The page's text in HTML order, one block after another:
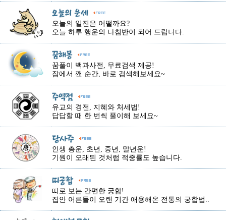
오늘의 일진은 어떨까요?
오늘 하루 행운의 나침반이 되어 드립니다.
꿈풀이 백과사전, 무료검색 제공!
잠에서 깬 순간, 바로 검색해보세요~
유교의 경전, 지혜와 처세법!
답답할 때 한 번씩 풀이해 보세요~
인생 총운, 초년, 중년, 말년운!
기원이 오래된 것처럼 적중률도 높습니다.
띠로 보는 간편한 궁합!
집안 어른들이 오랜 기간 애용해온 전통의 궁합법..